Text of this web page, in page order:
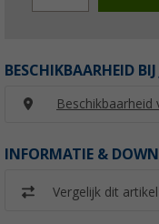
BESCHIKBAARHEID
INFORMATIE &
Vergelijk dit artikel